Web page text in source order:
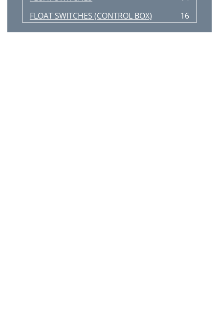
FLOAT SWITCHES (CONTROL BOX)
16
OPERATION
19